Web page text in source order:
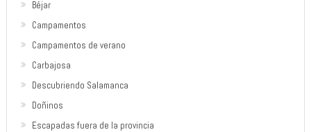
Béjar
Campamentos
Campamentos de verano
Carbajosa
Descubriendo Salamanca
Doñinos
Escapadas fuera de la provincia